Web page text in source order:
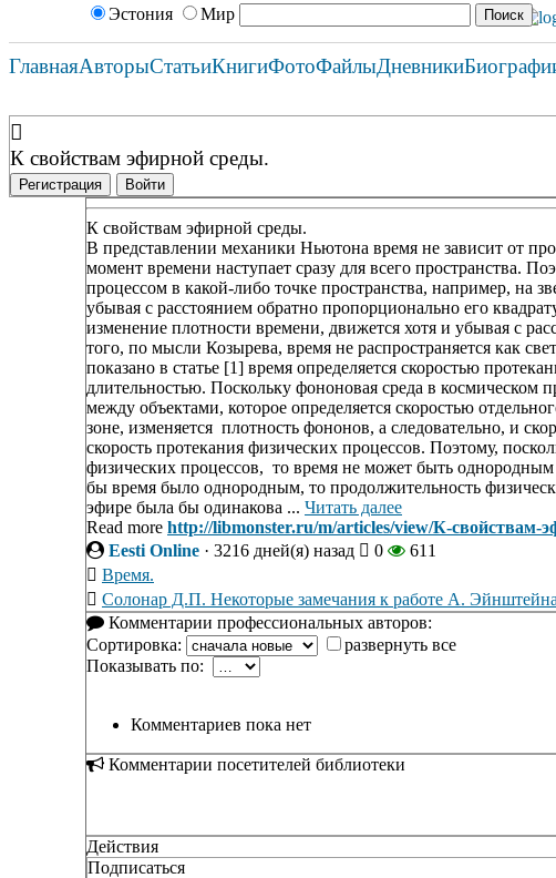
Эстония Мир
ГлавнаяАвторыСтатьиКнигиФотоФайлыДневники
К свойствам эфирной среды.
Регистрация Войти
К свойствам эфирной среды.
В представлении механики Ньютона время не зависит от
момент времени наступает сразу для всего пространства.
процессом в какой-либо точке пространства, например, на
убывая с расстоянием обратно пропорционально его
изменение плотности времени, движется хотя и убывая с
того, по мысли Козырева, время не распространяется как
показано в статье [1] время определяется скоростью
длительностью. Поскольку фононовая среда в космическом
между объектами, которое определяется скоростью
зоне, изменяется плотность фононов, а следовательно, и
скорость протекания физических процессов. Поэтому,
физических процессов, то время не может быть
бы время было однородным, то продолжительность
эфире была бы одинакова ... Читать далее
Read more http://libmonster.ru/m/articles/view/К-свойствам-
Eesti Online · 3216 дней(я) назад 0
611
Время.
Солонар Д.П. Некоторые замечания к работе А.
Комментарии профессиональных авторов:
Сортировка:
развернуть все
Показывать по:
Комментариев пока нет
Комментарии посетителей библиотеки
Действия
Подписаться